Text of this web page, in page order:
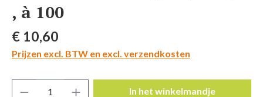
, à 100
Normale prijs:
€ 10,60
Prijzen excl. BTW en excl. verzendkosten
Producthoeveelheid: Voer de gewenste
In het winkelmandje